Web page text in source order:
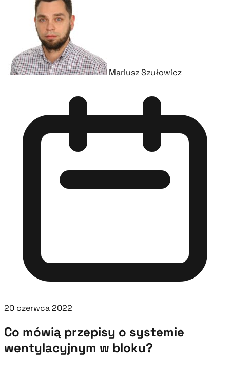
Mariusz Szułowicz
20 czerwca 2022
Co mówią przepisy o systemie
wentylacyjnym w bloku?